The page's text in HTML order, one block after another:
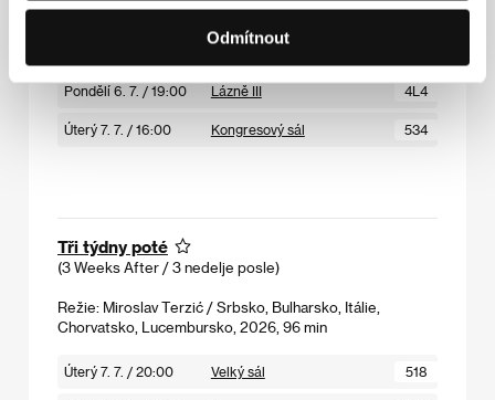
Odmítnout
Sobota 4. 7. / 19:30 Velký sál 217
Pondělí 6. 7. / 19:00 Lázně III 4L4
Úterý 7. 7. / 16:00 Kongresový sál 534
Tři týdny poté
(3 Weeks After / 3 nedelje posle)
Režie: Miroslav Terzić / Srbsko, Bulharsko, Itálie,
Chorvatsko, Lucembursko, 2026, 96 min
Úterý 7. 7. / 20:00 Velký sál 518